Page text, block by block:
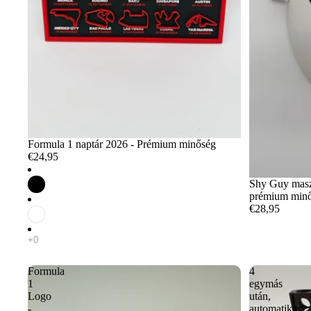
Formula 1 naptár 2026 - Prémium minőség
€24,95
Shy Guy
prémium
€28,95
Formula
1
Logo
4
egymás
után,